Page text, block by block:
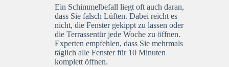
Ein Schimmelbefall liegt oft auch daran,
dass Sie falsch Lüften. Dabei reicht es
nicht, die Fenster gekippt zu lassen oder
die Terrassentür jede Woche zu öffnen.
Experten empfehlen, dass Sie mehrmals
täglich alle Fenster für 10 Minuten
komplett öffnen.